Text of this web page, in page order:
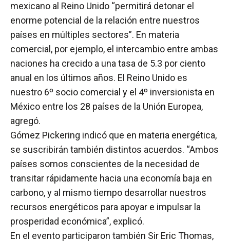
mexicano al Reino Unido “permitirá detonar el
enorme potencial de la relación entre nuestros
países en múltiples sectores”. En materia
comercial, por ejemplo, el intercambio entre ambas
naciones ha crecido a una tasa de 5.3 por ciento
anual en los últimos años. El Reino Unido es
nuestro 6º socio comercial y el 4º inversionista en
México entre los 28 países de la Unión Europea,
agregó.
Gómez Pickering indicó que en materia energética,
se suscribirán también distintos acuerdos. “Ambos
países somos conscientes de la necesidad de
transitar rápidamente hacia una economía baja en
carbono, y al mismo tiempo desarrollar nuestros
recursos energéticos para apoyar e impulsar la
prosperidad económica”, explicó.
En el evento participaron también Sir Eric Thomas,